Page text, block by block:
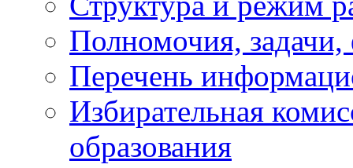
Полномочия,
Перечень
Избирательная
образования